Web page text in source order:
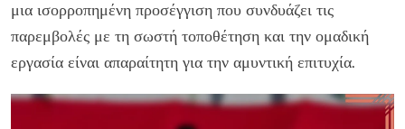
μια ισορροπημένη προσέγγιση που συνδυάζει τις
παρεμβολές με τη σωστή τοποθέτηση και την ομαδική
εργασία είναι απαραίτητη για την αμυντική επιτυχία.